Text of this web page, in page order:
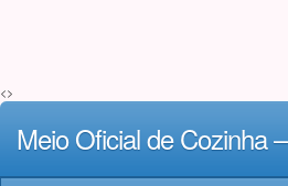
<>
Meio Oficial de Cozinha